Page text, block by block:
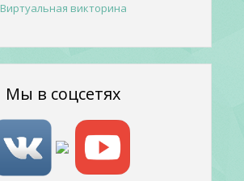
Виртуальная викторина
Мы в соцсетях